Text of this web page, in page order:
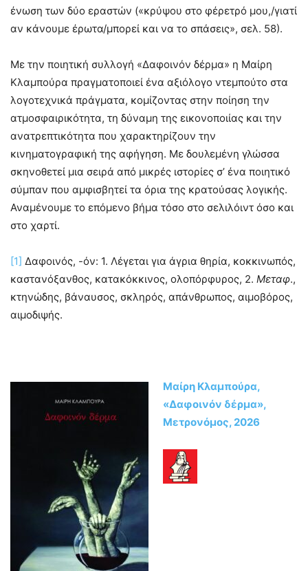
ένωση των δύο εραστών («κρύψου στο φέρετρό μου,/γιατί
αν κάνουμε έρωτα/μπορεί και να το σπάσεις», σελ. 58).
Με την ποιητική συλλογή «Δαφοινόν δέρμα» η Μαίρη
Κλαμπούρα πραγματοποιεί ένα αξιόλογο ντεμπούτο στα
λογοτεχνικά πράγματα, κομίζοντας στην ποίηση την
ατμοσφαιρικότητα, τη δύναμη της εικονοποιίας και την
ανατρεπτικότητα που χαρακτηρίζουν την
κινηματογραφική της αφήγηση. Με δουλεμένη γλώσσα
σκηνοθετεί μια σειρά από μικρές ιστορίες σ’ ένα ποιητικό
σύμπαν που αμφισβητεί τα όρια της κρατούσας λογικής.
Αναμένουμε το επόμενο βήμα τόσο στο σελιλόιντ όσο και
στο χαρτί.
[1] Δαφοινός, -όν: 1. Λέγεται για άγρια θηρία, κοκκινωπός,
καστανόξανθος, κατακόκκινος, ολοπόρφυρος, 2. Μεταφ.,
κτηνώδης, βάναυσος, σκληρός, απάνθρωπος, αιμοβόρος,
αιμοδιψής.
Μαίρη Κλαμπούρα,
«Δαφοινόν δέρμα»,
Μετρονόμος, 2026